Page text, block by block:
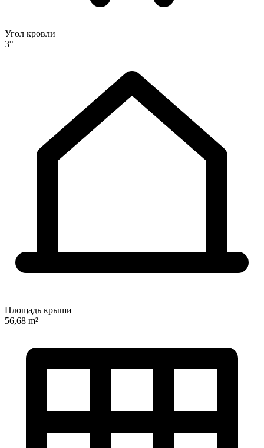
Угол кровли
3°
Площадь крыши
56,68 m²